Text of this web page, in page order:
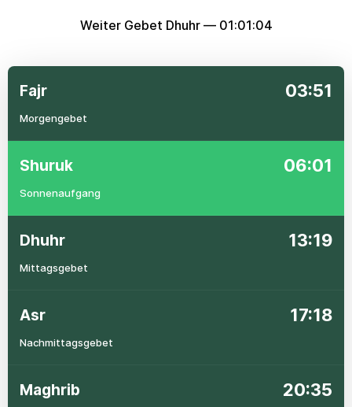
Weiter Gebet Dhuhr — 01:01:04
Fajr 03:51
Morgengebet
Shuruk 06:01
Sonnenaufgang
Dhuhr 13:19
Mittagsgebet
Asr 17:18
Nachmittagsgebet
Maghrib 20:35